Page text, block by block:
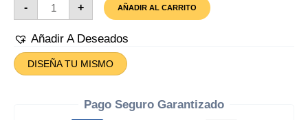
-
Metallica
Cantidad
+ AÑADIR AL CARRITO
Añadir A Deseados
DISEÑA TU MISMO
Pago Seguro Garantizado